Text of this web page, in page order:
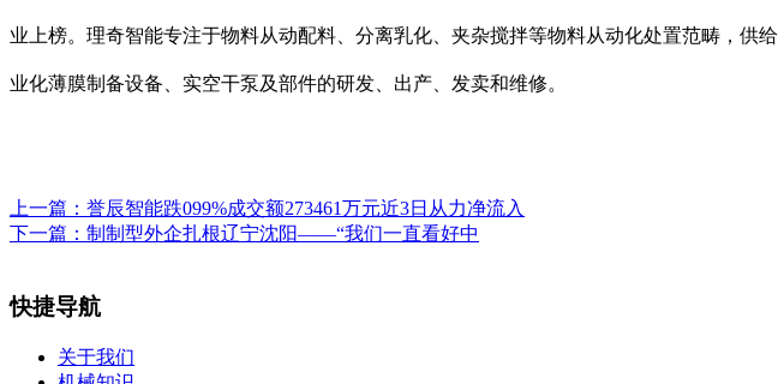
业上榜。理奇智能专注于物料从动配料、分离乳化、夹杂搅拌等物料从动化处置范畴，
业化薄膜制备设备、实空干泵及部件的研发、出产、发卖和维修。
上一篇： 誉辰智能跌099%成交额273461万元近3日从力净流入
下一篇： 制制型外企扎根辽宁沈阳——“我们一直看好中
快捷导航
关于我们